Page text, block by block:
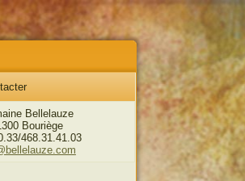
Bellelauze
Bouriège
468.31.41.03